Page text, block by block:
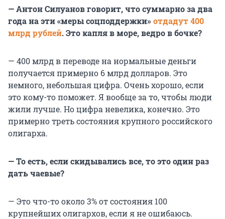
— Антон Силуанов говорит, что суммарно за два
года на эти «меры соцподдержки»отдадут 400
млрд рублей. Это капля в море, ведро в бочке?
— 400 млрд в переводе на нормальные деньги
получается примерно 6 млрд долларов. Это
немного, небольшая цифра. Очень хорошо, если
это кому-то поможет. Я вообще за то, чтобы люди
жили лучше. Но цифра невелика, конечно. Это
примерно треть состояния крупного российского
олигарха.
— То есть, если скидывались все, то это один раз
дать чаевые?
— Это что-то около 3% от состояния 100
крупнейших олигархов, если я не ошибаюсь.